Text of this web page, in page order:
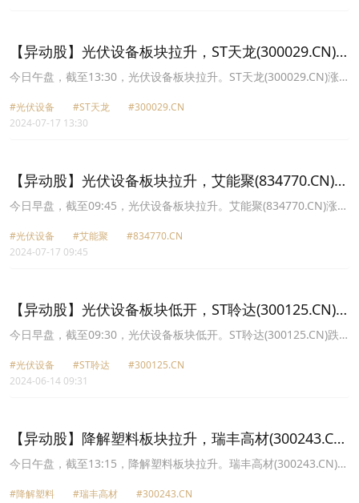
【异动股】光伏设备板块拉升，ST天龙(300029.CN)
涨20.11%
今日午盘，截至13:30，光伏设备板块拉升。ST天龙(300029.CN)涨
米(688147.CN)涨14.35%报26.78元，海泰新能(835985.CN)涨
11.32%报5.8元，同享科技(839167.CN)涨11.20%报16.78元，清源
#光伏设备 #ST天龙
#300029.CN
2024-07-17 13:30
【异动股】光伏设备板块拉升，艾能聚(834770.CN)涨
17.8%
今日早盘，截至09:45，光伏设备板块拉升。艾能聚(834770.CN)涨
技(839167.CN)涨11.99%报16.9元，清源股份(603628.CN)涨10.01%
报13.41元，金刚光伏(300093.CN)涨8.38%报12.68元，海泰新能
#光伏设备 #艾能聚
#834770.CN
2024-07-17 09:45
【异动股】光伏设备板块低开，ST聆达(300125.CN)
跌5.88%
今日早盘，截至09:30，光伏设备板块低开。ST聆达(300125.CN)跌
技(300716.CN)跌4.76%报6.2元，ST爱康(002610.CN)跌4.65%报
0.41元，时创能源(688429.CN)跌3.39%报14.25元，金博股份
#光伏设备 #ST聆达
#300125.CN
2024-06-14 09:31
【异动股】降解塑料板块拉升，瑞丰高材(300243.CN)
涨20.04%
今日午盘，截至13:15，降解塑料板块拉升。瑞丰高材(300243.CN)涨
新材(300848.CN)涨20.00%报34.44元，国立科技(300716.CN)涨
#降解塑料 #瑞丰高材
#300243.CN